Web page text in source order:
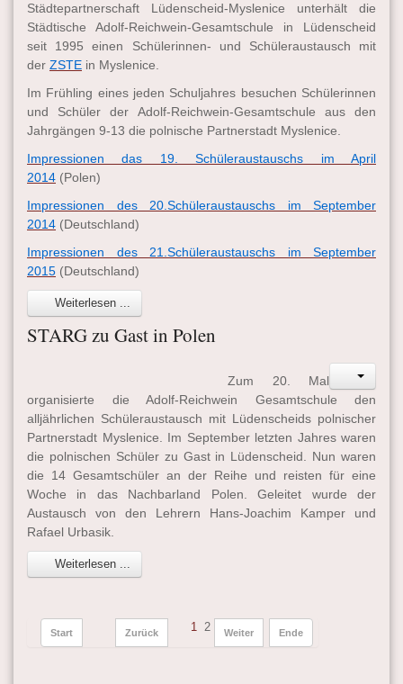
Städtepartnerschaft Lüdenscheid-Myslenice unterhält die
Städtische Adolf-Reichwein-Gesamtschule in Lüdenscheid
seit 1995 einen Schülerinnen- und Schüleraustausch mit
der ZSTE in Myslenice.
Im Frühling eines jeden Schuljahres besuchen Schülerinnen
und Schüler der Adolf-Reichwein-Gesamtschule aus den
Jahrgängen 9-13 die polnische Partnerstadt Myslenice.
Impressionen das 19. Schüleraustauschs im April
2014 (Polen)
Impressionen des 20.Schüleraustauschs im September
2014 (Deutschland)
Impressionen des 21.Schüleraustauschs im September
2015 (Deutschland)
Weiterlesen ...
STARG zu Gast in Polen
Zum 20. Mal
organisierte die Adolf-Reichwein Gesamtschule den
alljährlichen Schüleraustausch mit Lüdenscheids polnischer
Partnerstadt Myslenice. Im September letzten Jahres waren
die polnischen Schüler zu Gast in Lüdenscheid. Nun waren
die 14 Gesamtschüler an der Reihe und reisten für eine
Woche in das Nachbarland Polen. Geleitet wurde der
Austausch von den Lehrern Hans-Joachim Kamper und
Rafael Urbasik.
Weiterlesen ...
Start Zurück 1 2 Weiter Ende